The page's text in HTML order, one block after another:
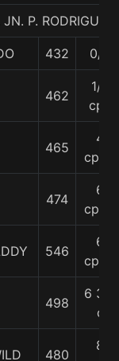
P. RODRIGUEZ
432 0/0
462
1/2
cpo
465
4
cpos.
474
6
cpos.
546
6
cpos.
498
6 3/4
c
480
8